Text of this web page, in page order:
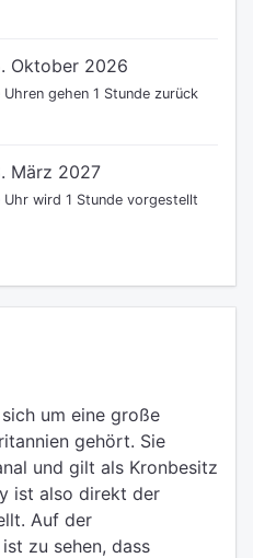
Oktober 2026
Uhren gehen 1 Stunde zurück
März 2027
Uhr wird 1 Stunde vorgestellt
um eine große
gehört. Sie
und gilt als Kronbesitz
ist also direkt der
Auf der
zu sehen, dass